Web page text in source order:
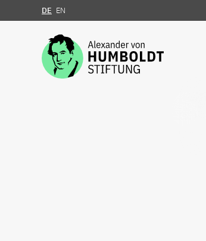
Zum Inhalt springen
DE EN